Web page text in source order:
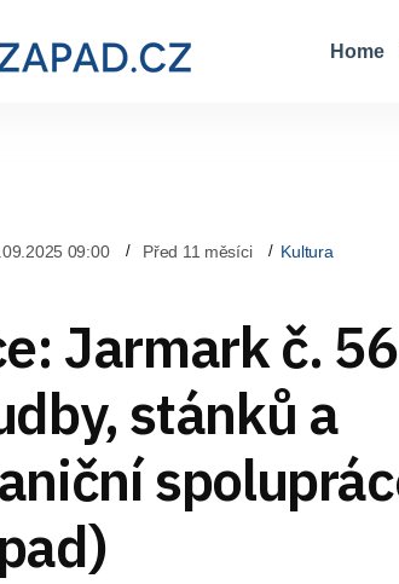
Home
09:00 Před 11 měsíci Kultura
Jarmark č.
stánků a